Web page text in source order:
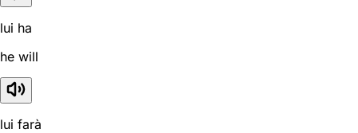
lui ha
he will
lui farà